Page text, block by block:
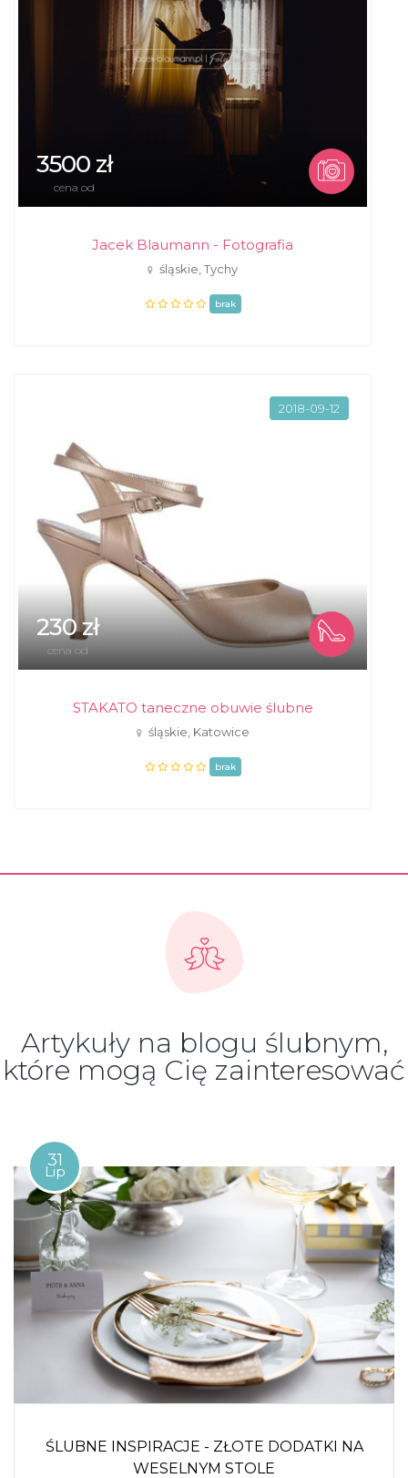
3500 zł
cena od
Jacek Blaumann - Fotografia
śląskie, Tychy
brak
2018-09-12
230 zł
cena od
STAKATO taneczne obuwie ślubne
śląskie, Katowice
brak
Artykuły na blogu ślubnym,
które mogą Cię zainteresować
31
Lip
ŚLUBNE INSPIRACJE - ZŁOTE DODATKI NA
WESELNYM STOLE